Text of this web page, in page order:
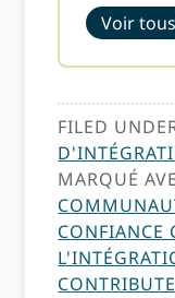
Voir
FILED
MARQUÉ
CONFIANCE